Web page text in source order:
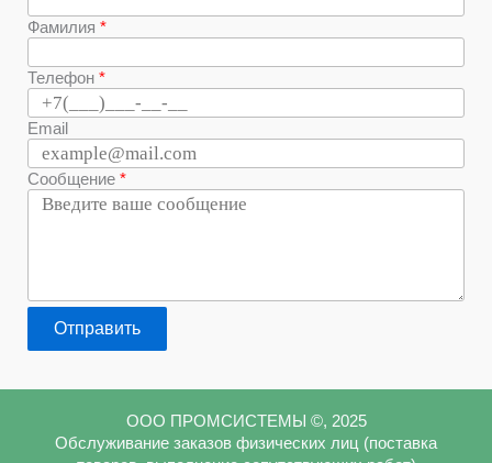
Фамилия
Телефон
Email
Сообщение
Отправить
ООО ПРОМСИСТЕМЫ ©, 2025
Обслуживание заказов физических лиц (поставка